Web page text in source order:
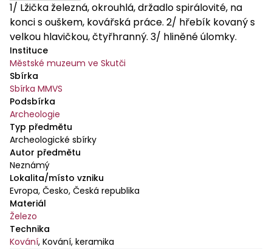
1/ Lžička železná, okrouhlá, držadlo spirálovité, na
konci s ouškem, kovářská práce. 2/ hřebík kovaný s
velkou hlavičkou, čtyřhranný. 3/ hliněné úlomky.
Instituce
Městské muzeum ve Skutči
Sbírka
Sbírka MMVS
Podsbírka
Archeologie
Typ předmětu
Archeologické sbírky
Autor předmětu
Neznámý
Lokalita/místo vzniku
Evropa, Česko, Česká republika
Materiál
Železo
Technika
Kování, Kování, keramika